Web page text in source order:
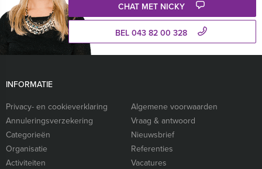
CHAT MET NICKY
BEL 043 82 00 328
INFORMATIE
Privacy- en cookieverklaring
Algemene voorwaarden
Annuleringsverzekering
Vraag & antwoord
Categorieën
Nieuwsbrief
Organisatie
Referenties
Activiteiten
Vacatures